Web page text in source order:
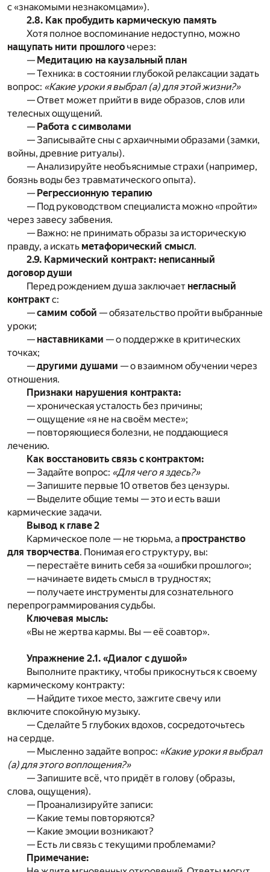
с «знакомыми незнакомцами»).
2.8. Как пробудить кармическую память
Хотя полное воспоминание недоступно, можно
нащупать нити прошлого через:
— Медитацию на каузальный план
— Техника: в состоянии глубокой релаксации задать
вопрос: «Какие уроки я выбрал (а) для этой жизни?»
— Ответ может прийти в виде образов, слов или
телесных ощущений.
— Работа с символами
— Записывайте сны с архаичными образами (замки,
войны, древние ритуалы).
— Анализируйте необъяснимые страхи (например,
боязнь воды без травматического опыта).
— Регрессионную терапию
— Под руководством специалиста можно «пройти»
через завесу забвения.
— Важно: не принимать образы за историческую
правду, а искать метафорический смысл.
2.9. Кармический контракт: неписанный
договор души
Перед рождением душа заключает негласный
контрактс:
—самим собой — обязательство пройти выбранные
уроки;
— наставниками — о поддержке в критических
точках;
—другими душами — о взаимном обучении через
отношения.
Признаки нарушения контракта:
— хроническая усталость без причины;
— ощущение «я не на своём месте»;
— повторяющиеся болезни, не поддающиеся
лечению.
Как восстановить связь с контрактом:
— Задайте вопрос: «Для чего я здесь?»
— Запишите первые 10 ответов без цензуры.
— Выделите общие темы — это и есть ваши
кармические задачи.
Вывод к главе 2
Кармическое поле — не тюрьма, а пространство
для творчества. Понимая его структуру, вы:
— перестаёте винить себя за «ошибки прошлого»;
— начинаете видеть смысл в трудностях;
— получаете инструменты для сознательного
перепрограммирования судьбы.
Ключевая мысль:
«Вы не жертва кармы. Вы — её соавтор».
Упражнение 2.1. «Диалог с душой»
Выполните практику, чтобы прикоснуться к своему
кармическому контракту:
— Найдите тихое место, зажгите свечу или
включите спокойную музыку.
— Сделайте 5 глубоких вдохов, сосредоточьтесь
на сердце.
— Мысленно задайте вопрос: «Какие уроки я выбрал
(а) для этого воплощения?»
— Запишите всё, что придёт в голову (образы,
слова, ощущения).
— Проанализируйте записи:
— Какие темы повторяются?
— Какие эмоции возникают?
— Есть ли связь с текущими проблемами?
Примечание: